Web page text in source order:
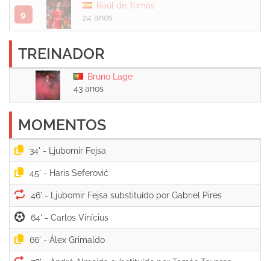
9
Raúl de Tomás
24 anos
TREINADOR
Bruno Lage
43 anos
MOMENTOS
34' -
45' -
46' -
64' -
66' -